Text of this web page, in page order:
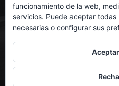
funcionamiento de la web,
servicios. Puede aceptar
necesarias o configurar sus